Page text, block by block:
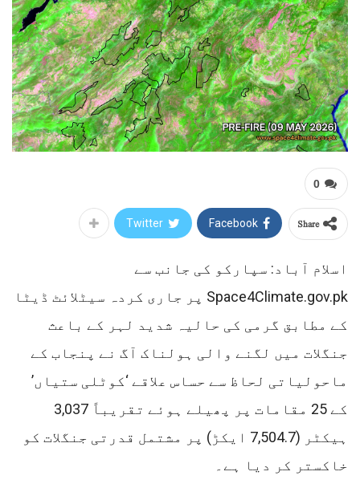
0
Share
Facebook
Twitter
اسلام آباد: سپارکو کی جانب سے
Space4Climate.gov.pk پر جاری کردہ سیٹلائٹ ڈیٹا
کے مطابق گرمی کی حالیہ شدید لہر کے باعث
جنگلات میں لگنے والی ہولناک آگ نے پنجاب کے
ماحولیاتی لحاظ سے حساس علاقے ‘کوٹلی ستیاں’
کے 25 مقامات پر پھیلے ہوئے تقریباً 3,037
ہیکٹر (7,504.7 ایکڑ) پر مشتمل قدرتی جنگلات کو
خاکستر کر دیا ہے۔